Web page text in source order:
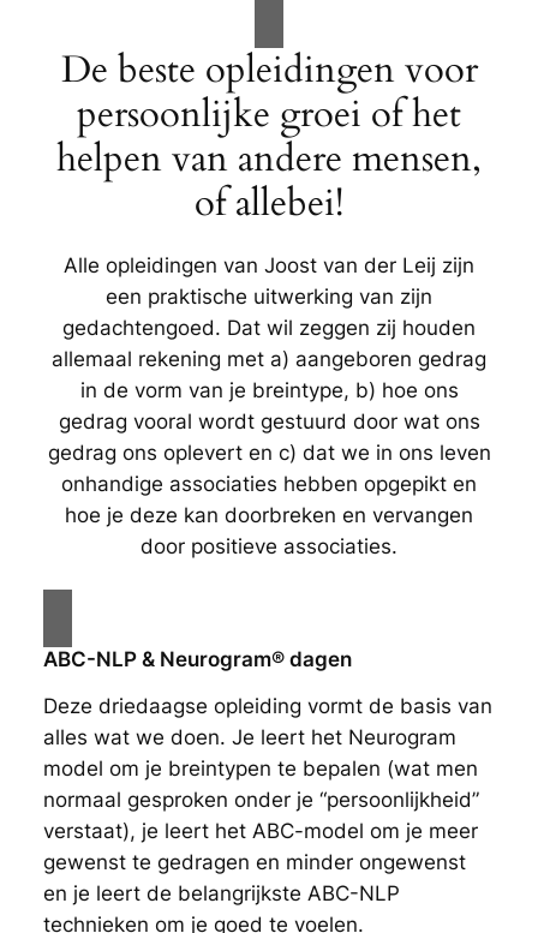
De beste opleidingen voor
persoonlijke groei of het
helpen van andere mensen,
of allebei!
Alle opleidingen van Joost van der Leij zijn
een praktische uitwerking van zijn
gedachtengoed. Dat wil zeggen zij houden
allemaal rekening met a) aangeboren gedrag
in de vorm van je breintype, b) hoe ons
gedrag vooral wordt gestuurd door wat ons
gedrag ons oplevert en c) dat we in ons leven
onhandige associaties hebben opgepikt en
hoe je deze kan doorbreken en vervangen
door positieve associaties.
ABC-NLP & Neurogram® dagen
Deze driedaagse opleiding vormt de basis van
alles wat we doen. Je leert het Neurogram
model om je breintypen te bepalen (wat men
normaal gesproken onder je “persoonlijkheid”
verstaat), je leert het ABC-model om je meer
gewenst te gedragen en minder ongewenst
en je leert de belangrijkste ABC-NLP
technieken om je goed te voelen.